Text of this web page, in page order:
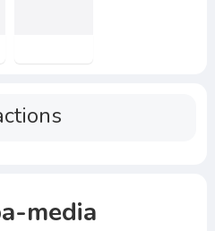
media